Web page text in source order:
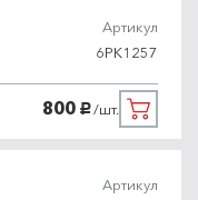
Артикул
6PK1257
800 руб./шт.
Артикул